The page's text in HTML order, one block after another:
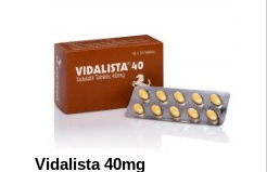
Vidalista 40mg